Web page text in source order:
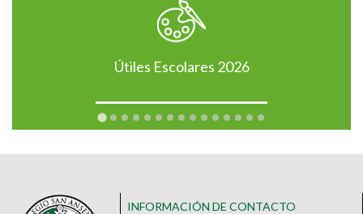
Útiles Escolares 2026
INFORMACIÓN DE CONTACTO